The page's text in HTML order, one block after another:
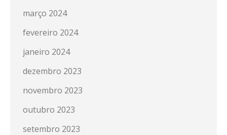
março 2024
fevereiro 2024
janeiro 2024
dezembro 2023
novembro 2023
outubro 2023
setembro 2023